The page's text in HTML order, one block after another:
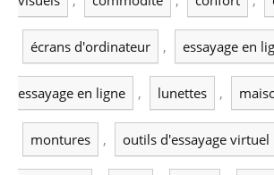
écrans d'ordinateur , essayage en
essayage en ligne , lunettes ,
montures , outils d'essayage virtuel